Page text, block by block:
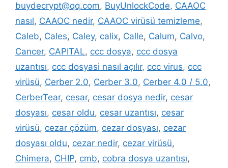
buydecrypt@qq.com, BuyUnlockCode, CAAOC
nasıl, CAAOC nedir, CAAOC virüsü temizleme,
Caleb, Cales, Caley, calix, Calle, Calum, Calvo,
Cancer, CAPITAL, ccc dosya, ccc dosya
uzantısı, ccc dosyasi nasıl açılır, ccc virus, ccc
virüsü, Cerber 2.0, Cerber 3.0, Cerber 4.0 / 5.0,
CerberTear, cesar, cesar dosya nedir, cesar
dosyası, cesar oldu, cesar uzantısı, cesar
virüsü, cezar çözüm, cezar dosyası, cezar
dosyası oldu, cezar nedir, cezar virüsü,
Chimera, CHIP, cmb, cobra dosya uzantısı,